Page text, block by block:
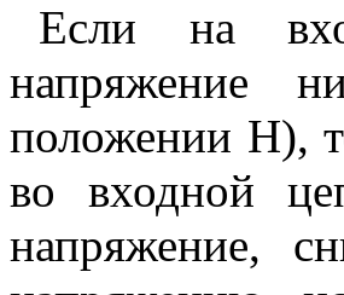
Если на
напряжение
положении Н),
во входной
напряжение,